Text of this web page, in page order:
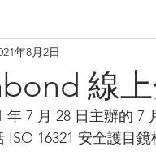
線
年8月2日
年 7 月 28 日主辦的
ISO 16321 安全護目